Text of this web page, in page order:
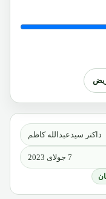
داکتر سیدعبدالله کاظم
7 جولای 2023